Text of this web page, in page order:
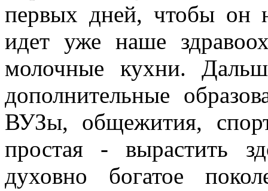
первых дней, чтобы он
идет уже наше
молочные кухни.
дополнительные
ВУЗы, общежития,
простая - вырастить
духовно богатое